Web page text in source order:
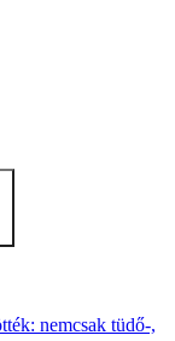
nemcsak tüdő-,